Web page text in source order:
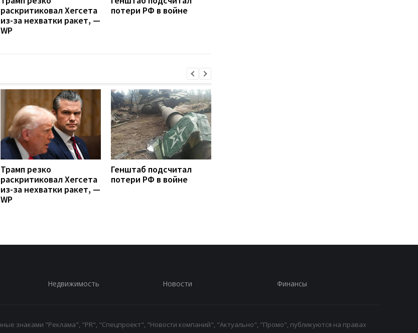
раскритиковал Хегсета
из-за нехватки ракет, —
WP
потери РФ в войне
Трамп резко
раскритиковал Хегсета
из-за нехватки ракет, —
WP
Генштаб подсчитал
потери РФ в войне
Недвижимость Новости Финансы
знаками "Реклама", "PR", "Спецпроект", "Новости компаний", "Актуально", "Промо", публикуются на правах